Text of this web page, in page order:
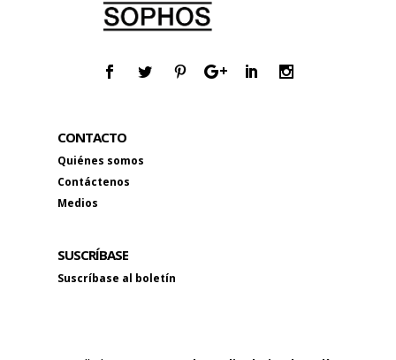
CONTACTO
Quiénes somos
Contáctenos
Medios
SUSCRÍBASE
Suscríbase al boletín